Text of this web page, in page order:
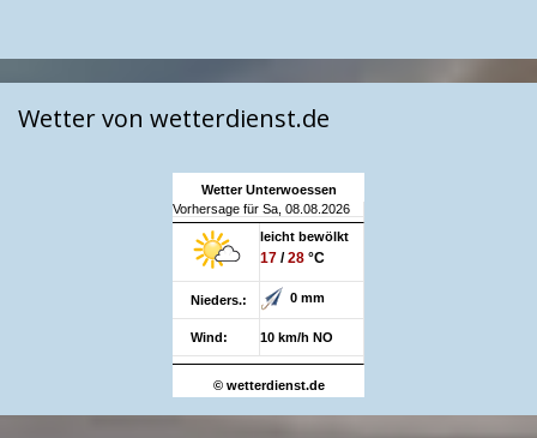
Wetter von wetterdienst.de
Wetter Unterwoessen
Vorhersage für Sa, 08.08.2026
leicht bewölkt
17 /28 °C
Nieders.: 0 mm
Wind: 10 km/h NO
© wetterdienst.de